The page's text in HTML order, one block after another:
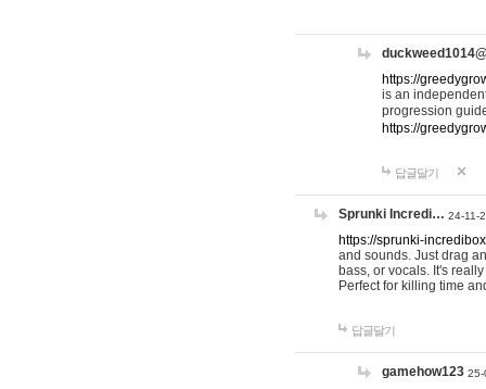
https://
is an
progression
https://
답글달기
Sprunki Incredi… 24-11-
https://sprunki-
and sounds. Just drag
bass, or vocals. It's
Perfect for killing time
답글달기
gamehow123 25-